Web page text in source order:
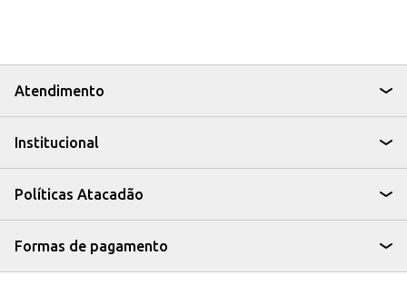
Atendimento
Institucional
Políticas Atacadão
Formas de pagamento